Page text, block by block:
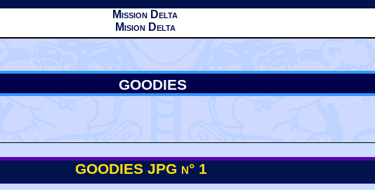
Mission Delta
Mision Delta
GOODIES
GOODIES JPG n° 1